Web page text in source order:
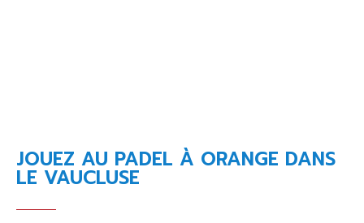
JOUEZ AU PADEL À ORANGE DANS
LE VAUCLUSE